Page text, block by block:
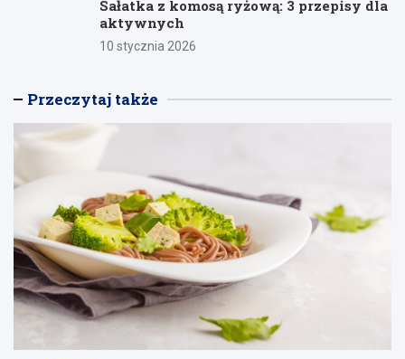
Sałatka z komosą ryżową: 3 przepisy dla
aktywnych
10 stycznia 2026
Przeczytaj także